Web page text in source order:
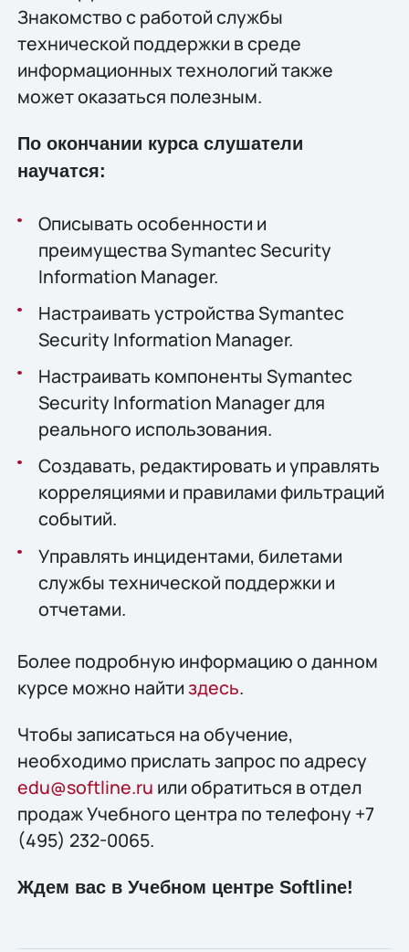
Знакомство с работой службы
технической поддержки в среде
информационных технологий также
может оказаться полезным.
По окончании курса слушатели
научатся:
Описывать особенности и
преимущества Symantec Security
Information Manager.
Настраивать устройства Symantec
Security Information Manager.
Настраивать компоненты Symantec
Security Information Manager для
реального использования.
Создавать, редактировать и управлять
корреляциями и правилами фильтраций
событий.
Управлять инцидентами, билетами
службы технической поддержки и
отчетами.
Более подробную информацию о данном
курсе можно найтиздесь.
Чтобы записаться на обучение,
необходимо прислать запрос по адресу
edu@softline.ru или обратиться в отдел
продаж Учебного центра по телефону +7
(495) 232-0065.
Ждем вас в Учебном центре Softline!